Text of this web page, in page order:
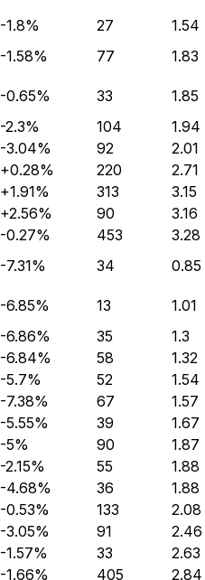
-1.8% 27
1.54
-1.58% 77
1.83
-0.65% 33
1.85
-2.3% 104
1.94
-3.04% 92
2.01
+0.28% 220
2.71
+1.91% 313
3.15
+2.56% 90
3.16
-0.27% 453
3.28
-7.31% 34
0.85
-6.85% 13
1.01
-6.86% 35
1.3
-6.84% 58
1.32
-5.7% 52
1.54
-7.38% 67
1.57
-5.55% 39
1.67
-5% 90
1.87
-2.15% 55
1.88
-4.68% 36
1.88
-0.53% 133
2.08
-3.05% 91
2.46
-1.57% 33
2.63
-1.66% 405 2.84